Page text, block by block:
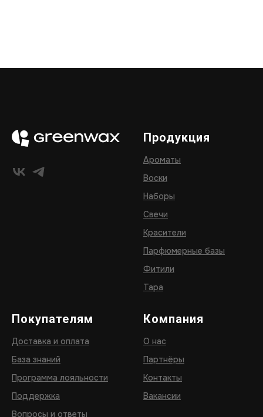
Продукция
Ароматы
Воски
Наборы
Свечи
Красители
Парфюмерные базы
Фитили
Тара
Покупателям
Доставка и оплата
База знаний
Программа лояльности
Поддержка
Вопросы и ответы
Компания
О нас
Партнёры
Контакты
Вакансии